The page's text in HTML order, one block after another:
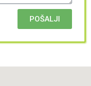
POŠALJI